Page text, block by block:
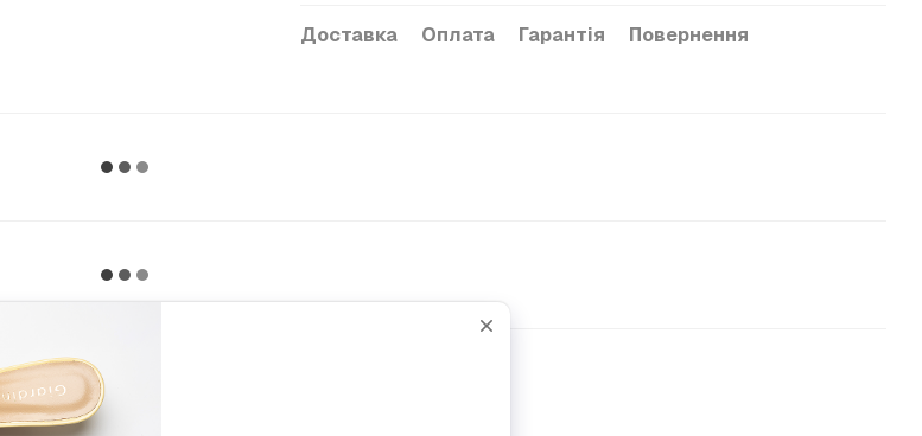
Доставка Оплата Гарантія Повернення